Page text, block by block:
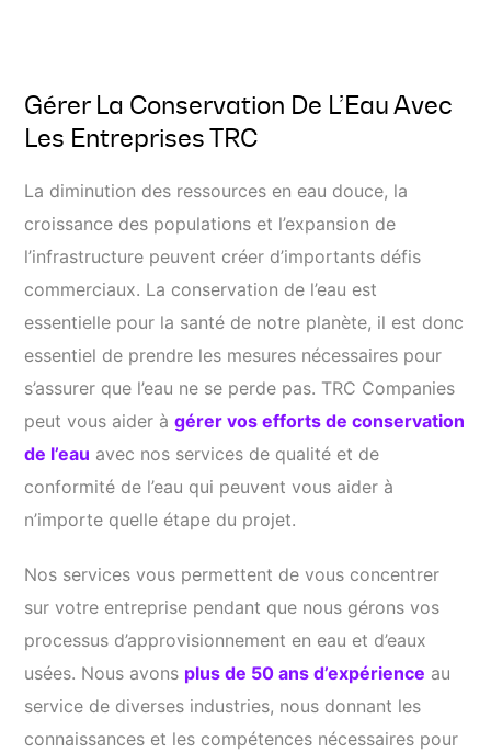
Gérer La Conservation De L’Eau Avec
Les Entreprises TRC
La diminution des ressources en eau douce, la
croissance des populations et l’expansion de
l’infrastructure peuvent créer d’importants défis
commerciaux. La conservation de l’eau est
essentielle pour la santé de notre planète, il est donc
essentiel de prendre les mesures nécessaires pour
s’assurer que l’eau ne se perde pas. TRC Companies
peut vous aider à gérer vos efforts de conservation
de l’eau avec nos services de qualité et de
conformité de l’eau qui peuvent vous aider à
n’importe quelle étape du projet.
Nos services vous permettent de vous concentrer
sur votre entreprise pendant que nous gérons vos
processus d’approvisionnement en eau et d’eaux
usées. Nous avons plus de 50 ans d’expérience au
service de diverses industries, nous donnant les
connaissances et les compétences nécessaires pour